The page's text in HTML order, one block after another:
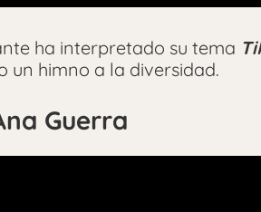
ha interpretado su tema
un himno a la diversidad.
Guerra